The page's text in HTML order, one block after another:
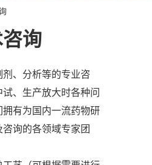
询
、分析等的专业咨
、生产放大时各种问
有为国内一流药物研
询的各领域专家团